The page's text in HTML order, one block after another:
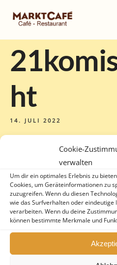
Cookie-
verwalten
Um dir ein optimales Erlebnis zu
Cookies, um Geräteinformationen zu
zuzugreifen. Wenn du diesen
wie das Surfverhalten oder eindeutige
verarbeiten. Wenn du deine
können bestimmte Merkmale und
ht
14. JULI 2022